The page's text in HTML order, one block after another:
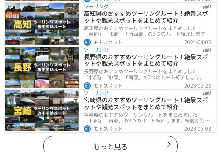
楽しめるスポットが多数あります。バイクで秋田県にツ
ーリングに行く際は参考にしてください。
ツーリング
0
高知県のおすすめツーリングルート！絶景スポ
ットや観光スポットをまとめて紹介
高知県のおすすめツーリングルートをまとめました！
「東部」「北部」「南西部」の3つのルート紹介します。
山と海どちらも楽しめるスポットが多数あり、様々な楽
しみ方ができます。バイクで高知県にツーリングに行く
際は参考にしてください。
モトスポット
2024-04-05
ツーリング
0
長野県のおすすめツーリングルート！絶景スポ
ットや観光スポットをまとめて紹介
長野県のおすすめツーリングルートをまとめました！
「北部」「中部」「南部」の3つのルート紹介します。諏
訪湖やビーナスラインのような全国でも有名なツーリン
グスポットが多数あります。バイクで長野県にツーリン
グに行く際は参考にしてください。
モトスポット
2023-03-26
ツーリング
0
宮崎県のおすすめツーリングルート！絶景スポ
ットや観光スポットをまとめて紹介
宮崎県のおすすめツーリングルートをまとめました！
「北部」「南部」の2つのルート紹介します。綺麗な海岸
線が特徴的な海・自然豊かな山・趣のある神社を満喫す
るツーリングができます。バイクで宮崎県にツーリング
に行く際は参考にしてください。
モトスポット 2023-03-03
もっと見る